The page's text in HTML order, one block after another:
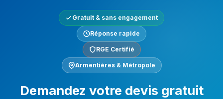
Gratuit & sans engagement
Réponse rapide
RGE Certifié
Armentières & Métropole
Demandez votre devis gratuit